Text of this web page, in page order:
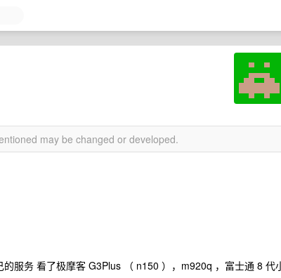
may be changed or developed.
服务 看了极摩客 G3Plus （ n150 ），m920q ，富士通 8 代